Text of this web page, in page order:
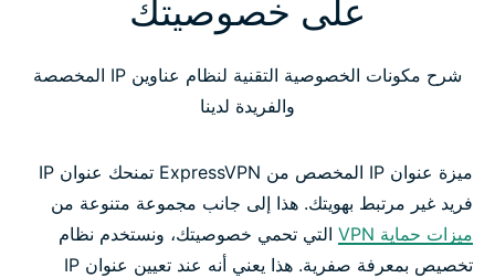
على خصوصيتك
شرح مكونات الخصوصية التقنية لنظام عناوين IP المخصصة
والفريدة لدينا
ميزة عنوان IP المخصص من ExpressVPN تمنحك عنوان IP
فريد غير مرتبط بهويتك. هذا إلى جانب مجموعة متنوعة من
ميزات حماية VPN
التي تحمي خصوصيتك، ونستخدم نظام
تخصيص بمعرفة صفرية. هذا يعني أنه عند تعيين عنوان IP